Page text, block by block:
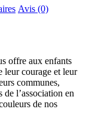
Avis (0)
offre aux enfants
leur courage et leur
communes,
l’association en
de nos